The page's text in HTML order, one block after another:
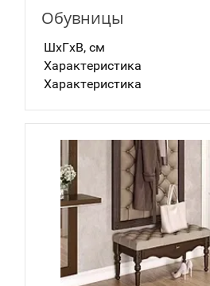
Обувницы
ШxГxВ, см
Характеристика
Характеристика